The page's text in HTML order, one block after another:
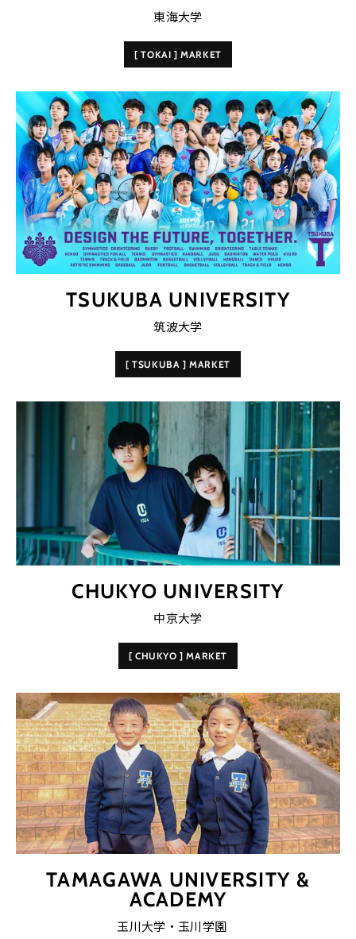
東海大学
[ TOKAI ] MARKET
TSUKUBA UNIVERSITY
筑波大学
[ TSUKUBA ] MARKET
CHUKYO UNIVERSITY
中京大学
[ CHUKYO ] MARKET
TAMAGAWA UNIVERSITY &
ACADEMY
玉川大学・玉川学園